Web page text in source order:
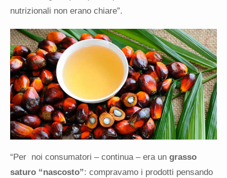
nutrizionali non erano chiare”.
“Per noi consumatori – continua – era un grasso
saturo “nascosto”: compravamo i prodotti pensando